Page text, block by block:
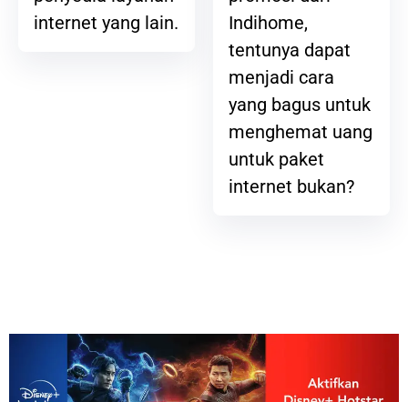
internet yang lain.
Indihome,
tentunya dapat
menjadi cara
yang bagus untuk
menghemat uang
untuk paket
internet bukan?